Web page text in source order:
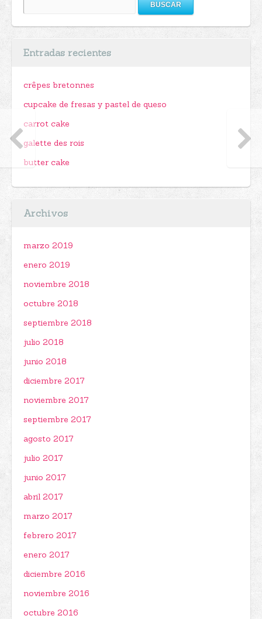
Entradas recientes
crêpes bretonnes
cupcake de fresas y pastel de queso
carrot cake
galette des rois
butter cake
Archivos
marzo 2019
enero 2019
noviembre 2018
octubre 2018
septiembre 2018
julio 2018
junio 2018
diciembre 2017
noviembre 2017
septiembre 2017
agosto 2017
julio 2017
junio 2017
abril 2017
marzo 2017
febrero 2017
enero 2017
diciembre 2016
noviembre 2016
octubre 2016